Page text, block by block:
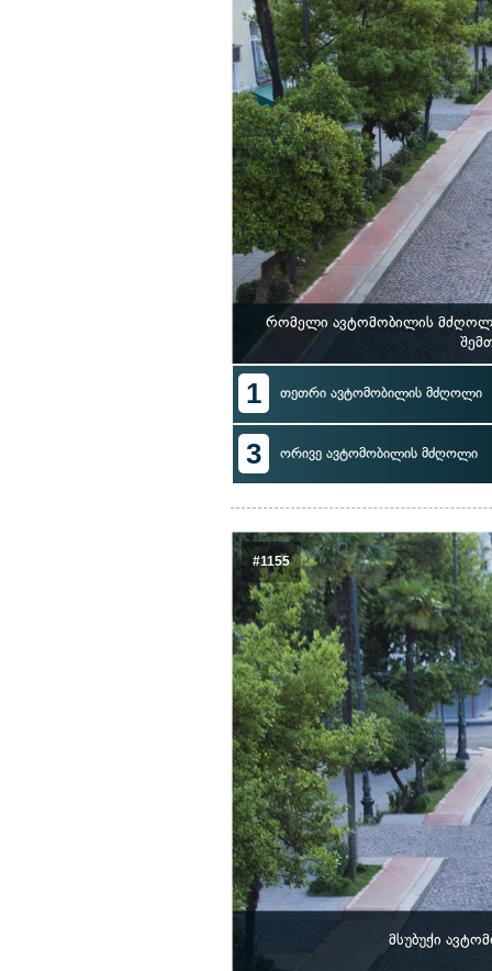
რომელი ავტომობილის მძღოლი
1 თეთრი ავტომობილის მძღოლი
3 ორივე ავტომობილის მძღოლი
#1155
მსუბუქი